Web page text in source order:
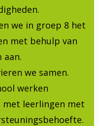
we in groep 8 het
met behulp van
aan.
we samen.
werken
met leerlingen met